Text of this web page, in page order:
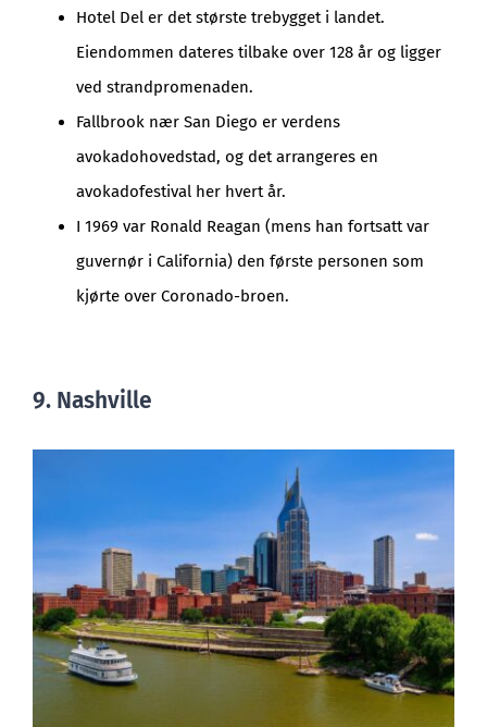
Hotel Del er det største trebygget i landet.
Eiendommen dateres tilbake over 128 år og ligger
ved strandpromenaden.
Fallbrook nær San Diego er verdens
avokadohovedstad, og det arrangeres en
avokadofestival her hvert år.
I 1969 var Ronald Reagan (mens han fortsatt var
guvernør i California) den første personen som
kjørte over Coronado-broen.
9. Nashville